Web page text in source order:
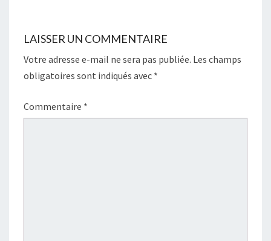
LAISSER UN COMMENTAIRE
Votre adresse e-mail ne sera pas publiée. Les champs
obligatoires sont indiqués avec *
Commentaire *